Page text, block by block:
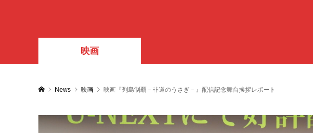
映画
News 映画 映画『列島制覇－非道のうさぎ－』配信記念舞台挨拶レポート